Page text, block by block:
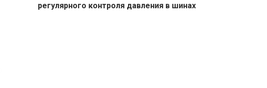
регулярного контроля давления в шинах